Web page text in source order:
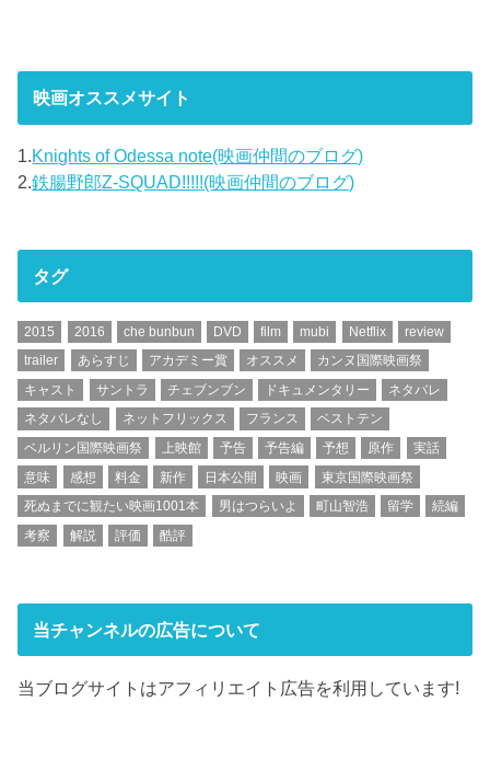
映画オススメサイト
1.Knights of Odessa note(映画仲間のブログ)
2.鉄腸野郎Z-SQUAD!!!!!(映画仲間のブログ)
タグ
2015 2016 che bunbun DVD film mubi Netflix
review
trailer
あらすじ アカデミー賞 オススメ
カンヌ国際映画祭
キャスト
サントラ チェブンブン ドキュメンタリー
ネタバレ
ネタバレなし
ネットフリックス フランス
ベストテン
ベルリン国際映画祭
上映館 予告 予告編 予想 原作
実話
意味
感想 料金 新作 日本公開 映画
東京国際映画祭
死ぬまでに観たい映画1001本
男はつらいよ 町山智浩 留学
続編
考察
解説 評価 酷評
当チャンネルの広告について
当ブログサイトはアフィリエイト広告を利用しています!